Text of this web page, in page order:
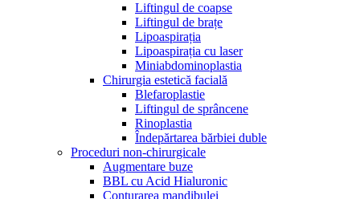
Liftingul de coapse
Liftingul de brațe
Lipoaspirația
Lipoaspirația cu laser
Miniabdominoplastia
Chirurgia estetică facială
Blefaroplastie
Liftingul de sprâncene
Rinoplastia
Îndepărtarea bărbiei duble
Proceduri non-chirurgicale
Augmentare buze
BBL cu Acid Hialuronic
Conturarea mandibulei